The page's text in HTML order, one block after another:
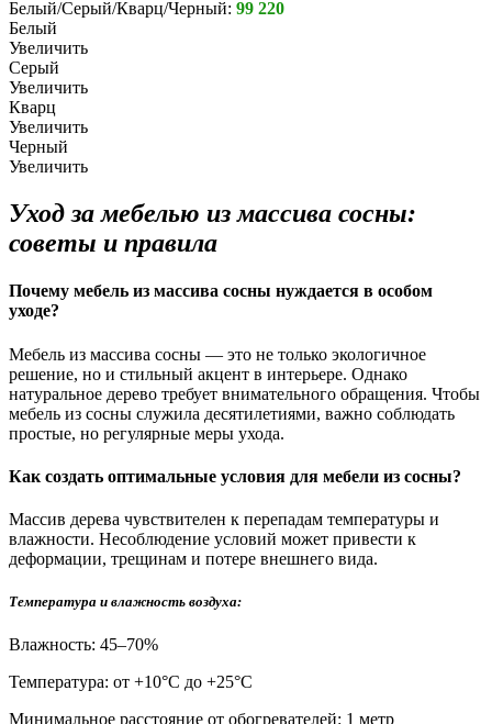
Белый/Серый/Кварц/Черный: 99 220
Белый
Увеличить
Серый
Увеличить
Кварц
Увеличить
Черный
Увеличить
Уход за мебелью из массива сосны:
советы и правила
Почему мебель из массива сосны нуждается в особом
уходе?
Мебель из массива сосны — это не только экологичное
решение, но и стильный акцент в интерьере. Однако
натуральное дерево требует внимательного обращения. Чтобы
мебель из сосны служила десятилетиями, важно соблюдать
простые, но регулярные меры ухода.
Как создать оптимальные условия для мебели из сосны?
Массив дерева чувствителен к перепадам температуры и
влажности. Несоблюдение условий может привести к
деформации, трещинам и потере внешнего вида.
Температура и влажность воздуха:
Влажность: 45–70%
Температура: от +10°С до +25°С
Минимальное расстояние от обогревателей: 1 метр